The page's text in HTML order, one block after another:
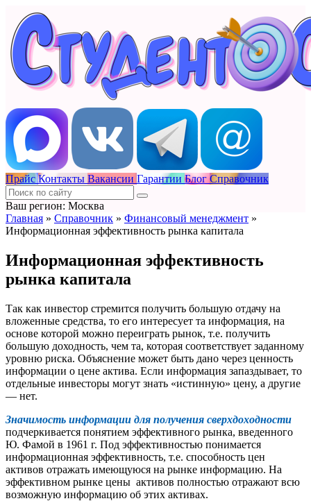
Прайс Контакты Вакансии Гарантии Блог Справочник
Ваш регион: Москва
Главная » Справочник » Финансовый менеджмент »
Информационная эффективность рынка капитала
Информационная эффективность
рынка капитала
Так как инвестор стремится получить большую отдачу на
вложенные средства, то его интересует та информация, на
основе которой можно переиграть рынок, т.е. получить
большую доходность, чем та, которая соответствует заданному
уровню риска. Объяснение может быть дано через ценность
информации о цене актива. Если информация запаздывает, то
отдельные инвесторы могут знать «истинную» цену, а другие
— нет.
Значимость информации для получения сверхдоходности
подчеркивается понятием эффективного рынка, введенного
Ю. Фамой в 1961 г. Под эффективностью понимается
информационная эффективность, т.е. способность цен
активов отражать имеющуюся на рынке информацию. На
эффективном рынке цены активов полностью отражают всю
возможную информацию об этих активах.